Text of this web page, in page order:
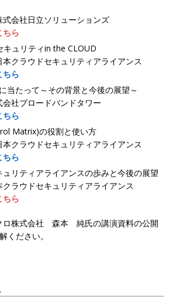
社日立ソリューションズ
ちら
ュリティin the CLOUD
ラウドセキュリティアライアンス
ちら
当たって～その背景と今後の展望～
ブロードバンドタワー
ちら
Matrix)の役割と使い方
ラウドセキュリティアライアンス
ちら
ュリティアライアンスの歩みと今後の展望
ウドセキュリティアライアンス
ちら
株式会社 森本 純氏の講演資料の公開
ください。